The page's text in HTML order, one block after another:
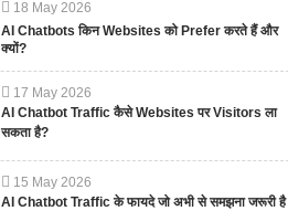
18 May 2026
AI Chatbots किन Websites को Prefer करते हैं और
क्यों?
17 May 2026
AI Chatbot Traffic कैसे Websites पर Visitors ला
सकता है?
15 May 2026
AI Chatbot Traffic के फायदे जो अभी से समझना जरूरी है